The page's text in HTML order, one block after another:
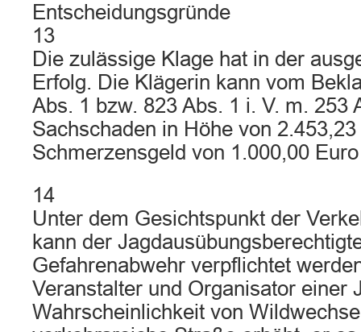
Entscheidungsgründe
13
Die zulässige Klage hat in der
Erfolg. Die Klägerin kann vom
Abs. 1 bzw. 823 Abs. 1 i. V. m. 253
Sachschaden in Höhe von
Schmerzensgeld von 1.000,00
14
Unter dem Gesichtspunkt der
kann der
Gefahrenabwehr verpflichtet
Veranstalter und Organisator einer
Wahrscheinlichkeit von